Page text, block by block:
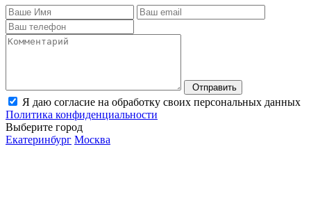
Отправить
Я даю согласие на обработку своих персональных данных
Политика конфиденциальности
Выберите город
Екатеринбург Москва